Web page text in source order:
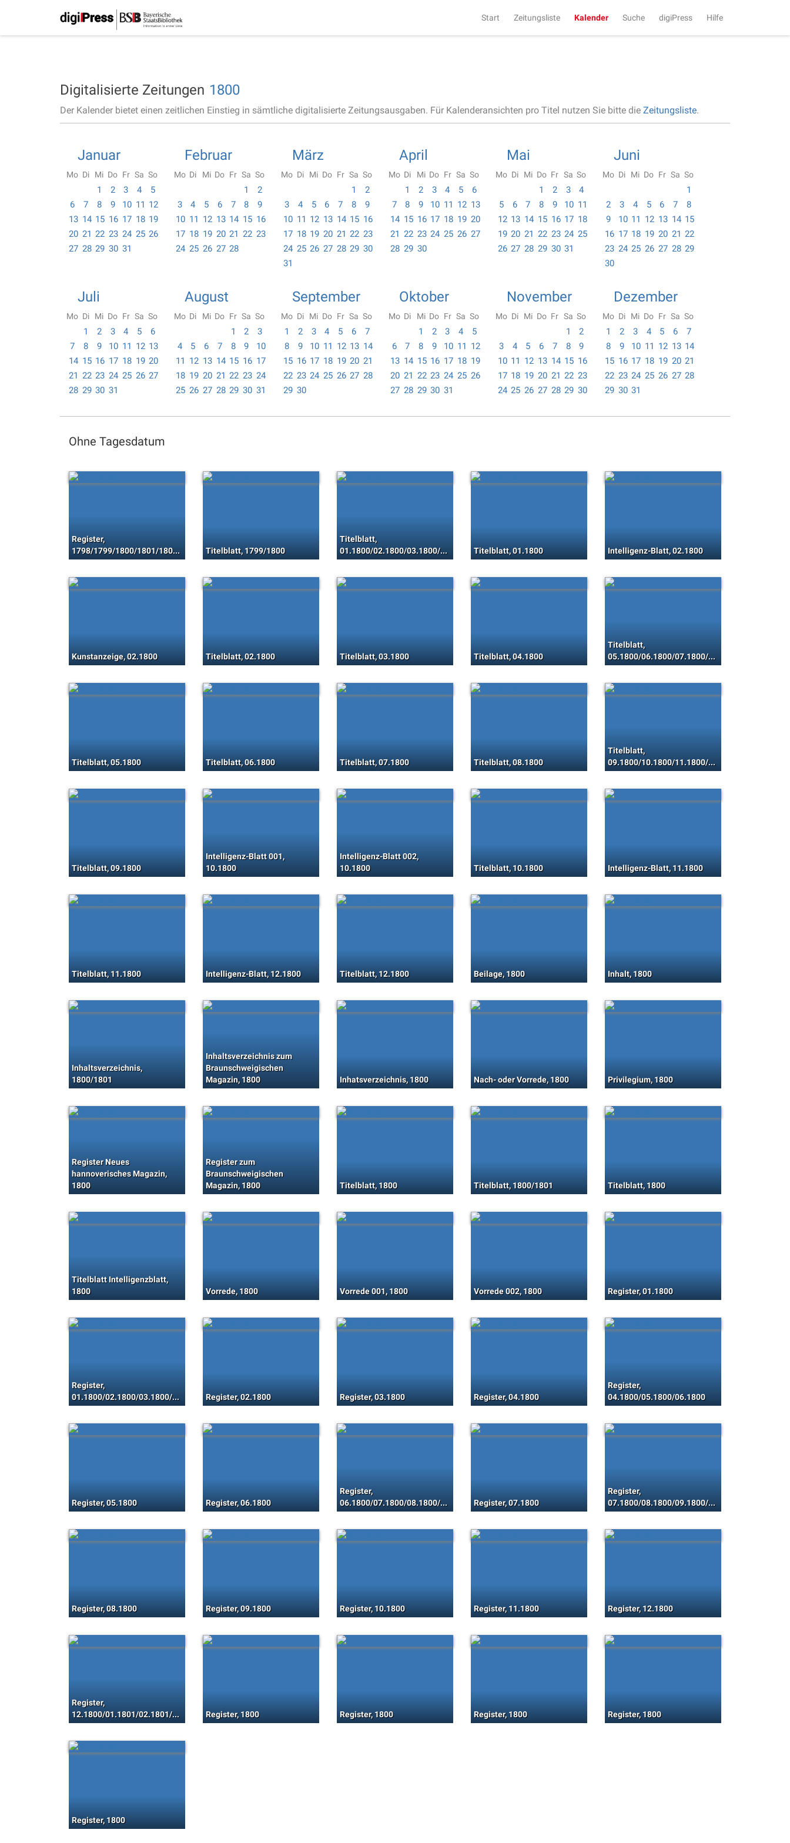
Start Zeitungsliste Kalender Suche digiPress Hilfe
Digitalisierte Zeitungen 1800
Der Kalender bietet einen zeitlichen Einstieg in sämtliche digitalisierte Zeitungsausgaben. Für Kalenderansichten pro Titel nutzen Sie bitte die Zeitungsliste.
Januar
Mo Di Mi Do Fr Sa So
1 2 3 4
5
6
7 8 9 10 11 12
13 14 15 16 17 18 19
20 21 22 23 24 25 26
27 28 29 30 31
Februar
Mo Di Mi Do Fr Sa So
1
2
3
4 5 6 7 8
9
10 11 12 13 14 15 16
17 18 19 20 21 22 23
24 25 26 27 28
März
Mo Di Mi Do Fr Sa So
1
2
3
4 5 6 7 8
9
10 11 12 13 14 15 16
17 18 19 20 21 22 23
24 25 26 27 28 29 30
31
April
Mo Di Mi Do Fr Sa So
1 2 3 4 5
6
7
8 9 10 11 12 13
14 15 16 17 18 19 20
21 22 23 24 25 26 27
28 29 30
Mai
Mo Di Mi Do Fr Sa So
1 2 3
4
5
6 7 8 9 10 11
12 13 14 15 16 17 18
19 20 21 22 23 24 25
26 27 28 29 30 31
Juni
Mo Di Mi Do Fr Sa So
1
2
3 4 5 6 7
8
9
10 11 12 13 14 15
16 17 18 19 20 21 22
23 24 25 26 27 28 29
30
Juli
Mo Di Mi Do Fr Sa So
1 2 3 4 5
6
7
8 9 10 11 12 13
14 15 16 17 18 19 20
21 22 23 24 25 26 27
28 29 30 31
August
Mo Di Mi Do Fr Sa So
1 2
3
4
5 6 7 8 9
10
11 12 13 14 15 16 17
18 19 20 21 22 23 24
25 26 27 28 29 30 31
September
Mo Di Mi Do Fr Sa So
1 2 3 4 5 6
7
8
9 10 11 12 13 14
15 16 17 18 19 20 21
22 23 24 25 26 27 28
29 30
Oktober
Mo Di Mi Do Fr Sa So
1 2 3 4
5
6
7 8 9 10 11 12
13 14 15 16 17 18 19
20 21 22 23 24 25 26
27 28 29 30 31
November
Mo Di Mi Do Fr Sa So
1
2
3
4 5 6 7 8
9
10 11 12 13 14 15 16
17 18 19 20 21 22 23
24 25 26 27 28 29 30
Dezember
Mo Di Mi Do Fr Sa So
1 2 3 4 5 6
7
8
9 10 11 12 13 14
15 16 17 18 19 20 21
22 23 24 25 26 27 28
29 30 31
Ohne Tagesdatum
Register,
1798/1799/1800/1801/1802/1803/1804/1805/1806/1807/1808/1809/1810/1811/1812/1813/1814/1815/1816/1817/1818
Titelblatt, 1799/1800
Titelblatt,
01.1800/02.1800/03.1800/04.1800
Titelblatt, 01.1800 Intelligenz-Blatt, 02.1800
Kunstanzeige, 02.1800 Titelblatt, 02.1800 Titelblatt, 03.1800 Titelblatt, 04.1800
Titelblatt,
05.1800/06.1800/07.1800/08.1800
Titelblatt, 05.1800 Titelblatt, 06.1800 Titelblatt, 07.1800 Titelblatt, 08.1800
Titelblatt,
09.1800/10.1800/11.1800/12.1800
Titelblatt, 09.1800
Intelligenz-Blatt 001,
10.1800
Intelligenz-Blatt 002,
10.1800
Titelblatt, 10.1800 Intelligenz-Blatt, 11.1800
Titelblatt, 11.1800 Intelligenz-Blatt, 12.1800 Titelblatt, 12.1800 Beilage, 1800 Inhalt, 1800
Inhaltsverzeichnis,
1800/1801
Inhaltsverzeichnis zum
Braunschweigischen
Magazin, 1800
Inhatsverzeichnis, 1800 Nach- oder Vorrede, 1800 Privilegium, 1800
Register Neues
hannoverisches Magazin,
1800
Register zum
Braunschweigischen
Magazin, 1800
Titelblatt, 1800 Titelblatt, 1800/1801 Titelblatt, 1800
Titelblatt Intelligenzblatt,
1800
Vorrede, 1800 Vorrede 001, 1800 Vorrede 002, 1800 Register, 01.1800
Register,
01.1800/02.1800/03.1800/04.1800/05.1800/06.1800
Register, 02.1800 Register, 03.1800 Register, 04.1800
Register,
04.1800/05.1800/06.1800
Register, 05.1800 Register, 06.1800
Register,
06.1800/07.1800/08.1800/09.1800/10.1800/11.1800/12.1800
Register, 07.1800
Register,
07.1800/08.1800/09.1800/10.1800/11.1800/12.1800
Register, 08.1800 Register, 09.1800 Register, 10.1800 Register, 11.1800 Register, 12.1800
Register,
12.1800/01.1801/02.1801/03.1801
Register, 1800 Register, 1800 Register, 1800 Register, 1800
Register, 1800